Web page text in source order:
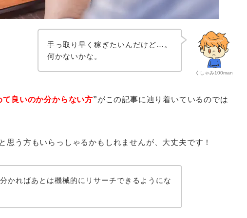
くしゃみ100man
手っ取り早く稼ぎたいんだけど…。
何かないかな。
て良いのか分からない方”がこの記事に辿り着いているのでは
う方もいらっしゃるかもしれませんが、大丈夫です！
かればあとは機械的にリサーチできるようにな